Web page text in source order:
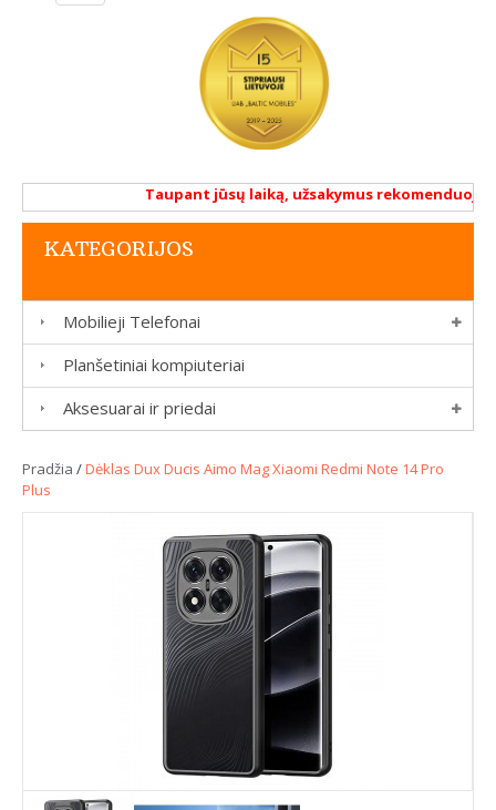
Taupant jūsų laiką, užsakymus
KATEGORIJOS
Mobilieji Telefonai
Planšetiniai kompiuteriai
Aksesuarai ir priedai
Pradžia /Dėklas Dux Ducis Aimo Mag Xiaomi Redmi Note 14 Pro
Plus